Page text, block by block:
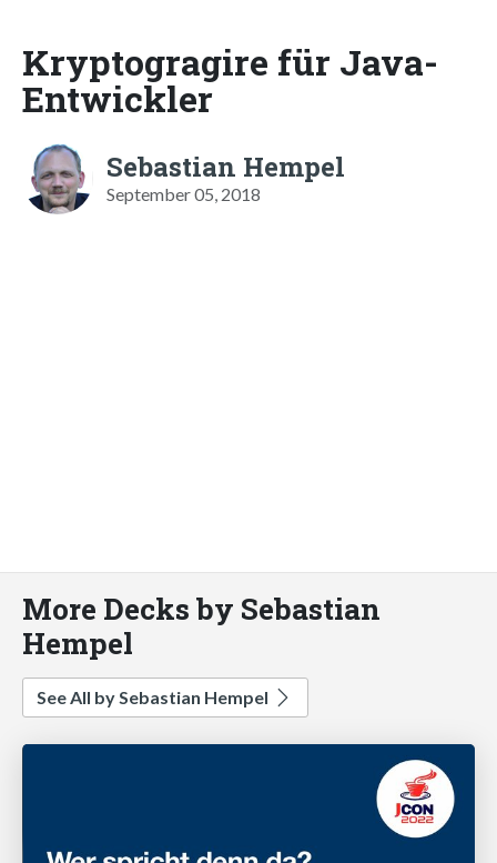
Kryptogragire für Java-
Entwickler
Sebastian Hempel
September 05, 2018
More Decks by Sebastian
Hempel
See All by Sebastian Hempel